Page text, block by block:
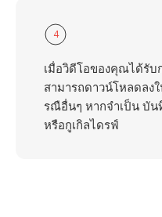
4
เมื่อวิดีโอของคุณได้รั
สามารถดาวน์โหลดลง
รณือื่นๆ หากจำเป็น บั
หรือกูเกิลไดรฟ์